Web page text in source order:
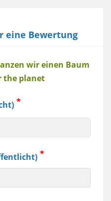
eine Bewertung
wir einen Baum
the planet